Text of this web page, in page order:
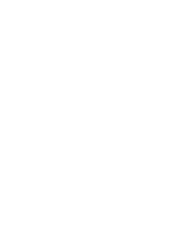
kleine Mittagspause. Wir
wieder klingelte und das kann
entschieden sich alle für einen
Termin im Blauwasser hatte.
zog anmutig seine Bahnen.
Strömung drückte uns aber
über das Plateau treiben und
einem Ausflug unterwegs
die aussah, als hätten